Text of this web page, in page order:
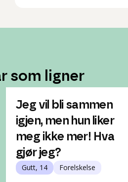
som ligner
Jeg vil bli sammen
igjen, men hun liker
meg ikke mer! Hva
gjør jeg?
Gutt, 14 Forelskelse